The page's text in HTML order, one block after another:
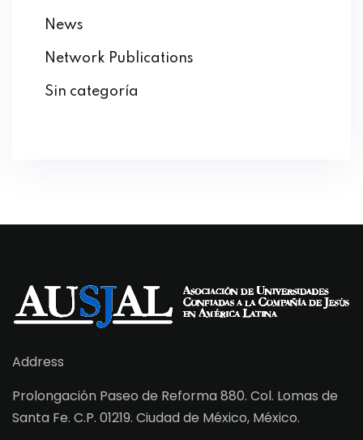
News
Network Publications
Sin categoría
Address
Prolongación Paseo de Reforma 880. Col. Lomas de
Santa Fe. C.P. 01219. Ciudad de México, México.